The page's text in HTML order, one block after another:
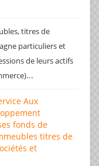
titres de
particuliers et
de leurs actifs
...
Aux
fonds de
titres de
et